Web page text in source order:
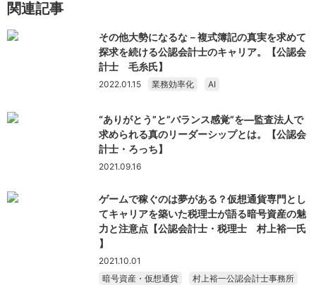
関連記事
その他大勢になるな－複式簿記の真実を求めて
探求を続ける公認会計士のキャリア。【公認会
計士 毛糸氏】
2022.01.15 業務効率化 AI
“ありがとう”と”バランス感覚”を―監査法人で
求められる真のリーダーシップとは。【公認会
計士・ろっち】
2021.09.16
ゲームで稼ぐのは夢がある？仮想通貨専門とし
てキャリアを築いた税理士が語る暗号資産の魅
力と注意点【公認会計士・税理士 村上裕一氏
】
2021.10.01
暗号資産・仮想通貨
村上裕一公認会計士事務所